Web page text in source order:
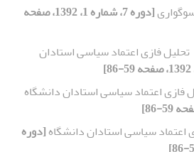
[دوره 7، شماره 1، 1392، صفحه
تحلیل فازی اعتماد سیاسی استادان
فازی اعتماد سیاسی استادان دانشگاه
اعتماد سیاسی استادان دانشگاه[دوره